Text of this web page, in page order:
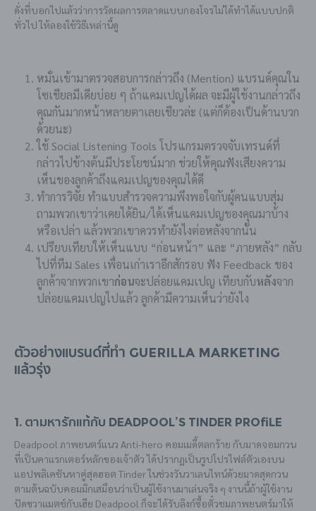
ดั่งที่บอกไปแล้วว่าการวัดผลการตลาดแบบกองโจรไม่ได้ทำได้แบบปกติ
ทั่วไป ให้ลองใช้วิธีเหล่านี้ดู
หมั่นเข้ามาตรวจสอบการกล่าวถึง (Mention) แบรนด์คุณใน
โซเชียลมีเดียบ่อย ๆ ถ้าแคมเปญได้ผล จะมีผู้ใช้งานกล่าวถึง
คุณกันมากหน้าหลายตาเลยเชียวล่ะ (แต่ก็ต้องเป็นด้านบวก
ด้วยนะ)
ใช้ Social Listening Tools โปรแกรมตรวจจับเทรนด์ที่
กล่าวไปข้างต้นมีประโยชน์มาก ช่วยให้คุณฟังเสียงความ
เห็นของลูกค้าถึงแคมเปญของคุณได้ดี
ทำการวิจัย ทำแบบสำรวจความพึงพอใจกับผู้คนแบบสุ่ม
ถามพวกเขาว่าเคยได้ยิน/ได้เห็นแคมเปญของคุณมาบ้าง
หรือเปล่า แล้วพวกเขาควรทำยังไงต่อหลังจากนั้น
เปรียบเทียบให้เห็นแบบ “ก่อนหน้า” และ “ภายหลัง” กลับ
ไปที่ทีม Sales เพื่อนเก่าเราอีกสักรอบ ฟัง Feedback ของ
ลูกค้าจากพวกเขาก่อนจะปล่อยแคมเปญ เทียบกับหลังจาก
ปล่อยแคมเปญไปแล้ว ลูกค้ามีความเห็นว่ายังไง
ตัวอย่างแบรนด์ที่ทำ Guerilla Marketing
แล้วรุ่ง
1. ตามหารักแท้กับ Deadpool’s Tinder Profile
Deadpool ภาพยนตร์แนว Anti-hero คอมเมดี้ตลกร้าย กับมาดจอมกวน
ที่เป็นคาแรกเตอร์หลักของเจ้าตัว ได้ปรากฏเป็นรูปโปรไฟล์ตัวเองบน
แอปพลิเคชันหาคู่สุดฮอต Tinder ในช่วงวันวาเลนไทน์ด้วยมาดสุดกวน
ตามต้นฉบับคอมมิกเสมือนว่าเป็นผู้ใช้งานมาเล่นจริง ๆ งานนี้ถ้าผู้ใช้งาน
ปัดขวาแมตช์กับเฮีย Deadpool ก็จะได้รับลิงก์ซื้อตั๋วชมภาพยนตร์มาให้